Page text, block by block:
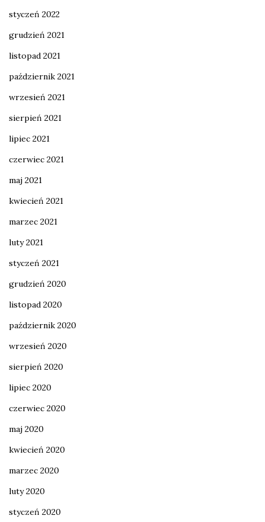
styczeń 2022
grudzień 2021
listopad 2021
październik 2021
wrzesień 2021
sierpień 2021
lipiec 2021
czerwiec 2021
maj 2021
kwiecień 2021
marzec 2021
luty 2021
styczeń 2021
grudzień 2020
listopad 2020
październik 2020
wrzesień 2020
sierpień 2020
lipiec 2020
czerwiec 2020
maj 2020
kwiecień 2020
marzec 2020
luty 2020
styczeń 2020